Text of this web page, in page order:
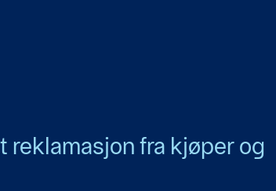
reklamasjon fra kjøper og